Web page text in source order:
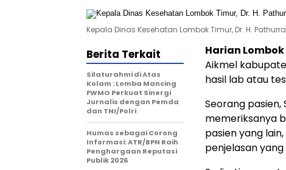
Kepala Dinas Kesehatan Lombok Timur, Dr. H.
Harian Lombok
Aikmel
hasil lab atau
Seorang
memeriksanya
pasien yang
penjelasan
Berita Terkait
Silaturahmi di Atas
Kolam : Lomba Mancing
FWMO Perkuat Sinergi
Jurnalis dengan Pemda
dan TNI/Polri
Humas sebagai Corong
Informasi: ATR/BPN Raih
Penghargaan Reputasi
Publik 2026